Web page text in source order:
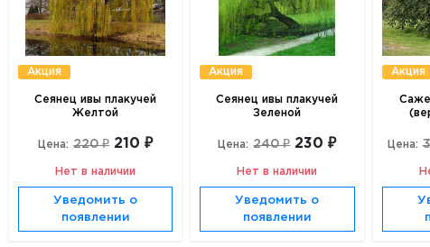
Акция
Сеянец ивы плакучей
Желтой
Цена: 220 ₽ 210 ₽
Нет в наличии
Уведомить о
появлении
Акция
Сеянец ивы плакучей
Зеленой
Цена: 240 ₽ 230 ₽
Нет в наличии
Уведомить о
появлении
Акция
Цена: